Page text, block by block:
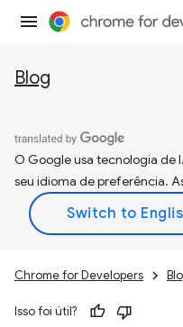
Blog
O Google usa tecnologia de
seu idioma de preferência.
Chrome for Developers
Isso foi útil?